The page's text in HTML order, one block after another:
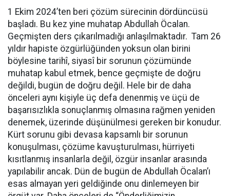
1 Ekim 2024’ten beri çözüm sürecinin dördüncüsü
başladı. Bu kez yine muhatap Abdullah Öcalan.
Geçmişten ders çıkarılmadığı anlaşılmaktadır. Tam 26
yıldır hapiste özgürlüğünden yoksun olan birini
böylesine tarihî, siyasî bir sorunun çözümünde
muhatap kabul etmek, bence geçmişte de doğru
değildi, bugün de doğru değil. Hele bir de daha
önceleri aynı kişiyle üç defa denenmiş ve üçü de
başarısızlıkla sonuçlanmış olmasına rağmen yeniden
denemek, üzerinde düşünülmesi gereken bir konudur.
Kürt sorunu gibi devasa kapsamlı bir sorunun
konuşulması, çözüme kavuşturulması, hürriyeti
kısıtlanmış insanlarla değil, özgür insanlar arasında
yapılabilir ancak. Dün de bugün de Abdullah Öcalan’ı
esas almayan yeri geldiğinde onu dinlemeyen bir